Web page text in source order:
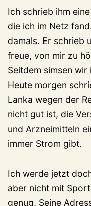
Ich schrieb ihm
die ich im Netz
damals. Er schrieb
freue, von mir zu
Seitdem simsen
Heute morgen
Lanka wegen der
nicht gut ist, die
und Arzneimitteln
immer Strom gibt.
Ich werde jetzt
aber nicht mit
genug. Seine